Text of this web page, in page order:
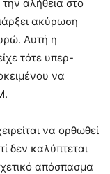
αλήθεια στο
ακύρωση
Αυτή η
τότε υπερ-
να
να ορθωθεί
δεν καλύπτεται
απόσπασμα